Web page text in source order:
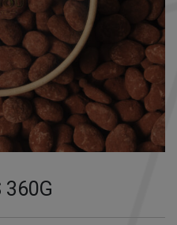
360G
Nécessaire
Ces cookies ne
sont pas
nécessaires au
du site Web.